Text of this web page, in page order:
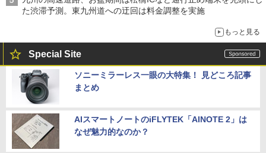
た渋滞予測。東九州道への迂回は料金調整を実施
もっと見る
Special Site
ソニーミラーレス一眼の大特集！ 見どころ記事
まとめ
AIスマートノートのiFLYTEK「AINOTE 2」は
なぜ魅力的なのか？